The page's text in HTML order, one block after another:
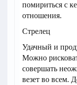
помириться с
отношения.
Стрелец
Удачный и
Можно
совершать
везет во всем.